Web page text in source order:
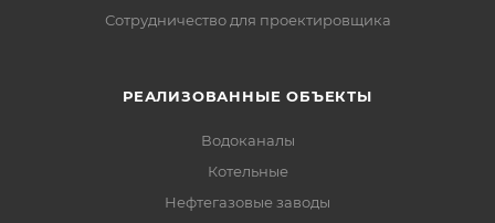
Сотрудничество для проектировщика
РЕАЛИЗОВАННЫЕ ОБЪЕКТЫ
Водоканалы
Котельные
Нефтегазовые заводы